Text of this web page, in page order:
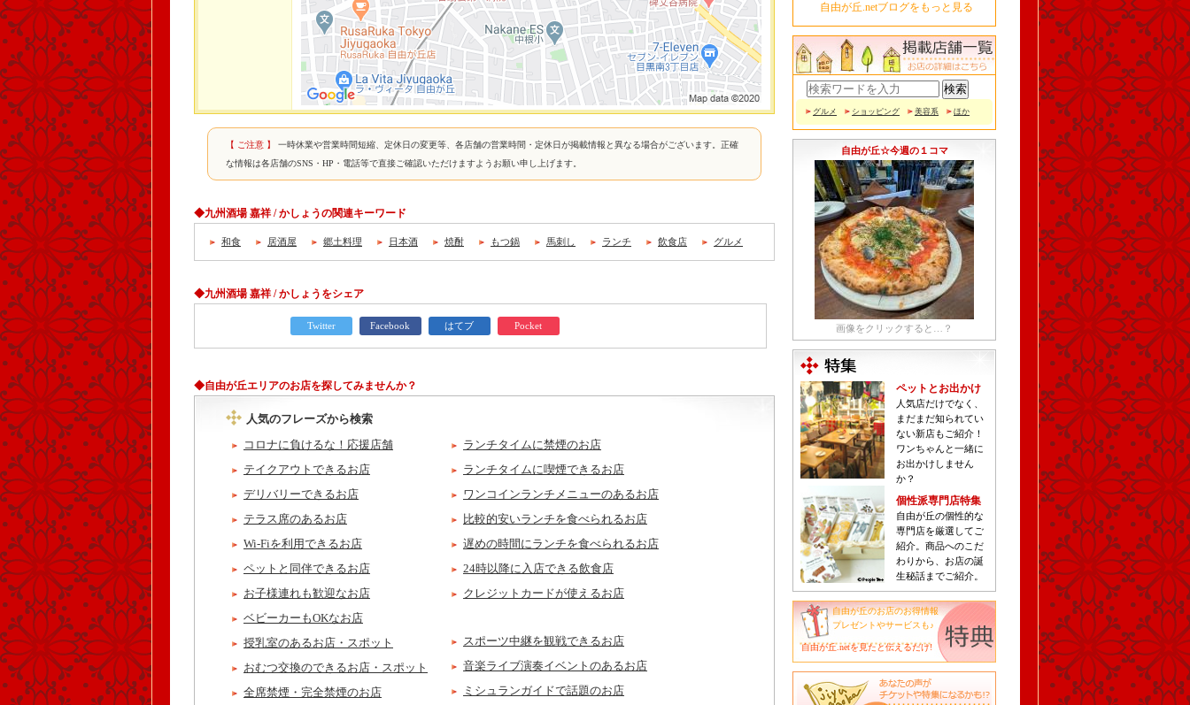
【 ご注意 】
一時休業や営業時間短縮、定休日の変更等、各店舗の営業時間・定休日が掲載情報と異なる場合がございます。正確
な情報は各店舗のSNS・HP・電話等で直接ご確認いただけますようお願い申し上げます。
◆九州酒場 嘉祥 / かしょうの関連キーワード
和食 居酒屋 郷土料理 日本酒 焼酎 もつ鍋 馬刺し ランチ 飲食店 グルメ
◆九州酒場 嘉祥 / かしょうをシェア
Twitter Facebook はてブ Pocket
◆自由が丘エリアのお店を探してみませんか？
人気のフレーズから検索
コロナに負けるな！応援店舗
テイクアウトできるお店
デリバリーできるお店
テラス席のあるお店
Wi-Fiを利用できるお店
ペットと同伴できるお店
お子様連れも歓迎なお店
ベビーカーもOKなお店
授乳室のあるお店・スポット
おむつ交換のできるお店・スポット
全席禁煙・完全禁煙のお店
ランチタイムに禁煙のお店
ランチタイムに喫煙できるお店
ワンコインランチメニューのあるお店
比較的安いランチを食べられるお店
遅めの時間にランチを食べられるお店
24時以降に入店できる飲食店
クレジットカードが使えるお店
スポーツ中継を観戦できるお店
音楽ライブ演奏イベントのあるお店
ミシュランガイドで話題のお店
顧問契約 】 冷え性改善協会は、小規模の
エステサロン、リ..
自由が丘.netブログをもっと見る
グルメ ショッピング 美容系 ほか
自由が丘☆今週の１コマ
画像をクリックすると…？
ペットとお出かけ
人気店だけでなく、
まだまだ知られてい
ない新店もご紹介！
ワンちゃんと一緒に
お出かけしません
か？
個性派専門店特集
自由が丘の個性的な
専門店を厳選してご
紹介。商品へのこだ
わりから、お店の誕
生秘話までご紹介。
自由が丘のお店のお得情報
プレゼントやサービスも♪
自由が丘.netを見たと伝えるだけ!